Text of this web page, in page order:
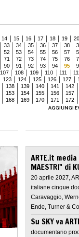
14 15 16 17 18 19
20
33 34 35 36 37 38
52 53 54 55 56 57
71 72 73 74 75 76
90 91 92 93 94 95
107 108 109 110 111
123 124 125 126 127
138 139 140 141
142
153 154 155 156
157
168 169 170 171
172
AGGIUNGI
ARTE.it
MAESTRI" di
20 aprile 2027,
italiane cinque
Caravaggio,
Ende, Turner &
Su SKY va
documentario